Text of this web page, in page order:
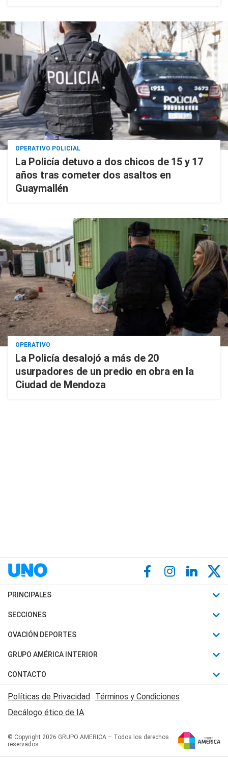
OPERATIVO POLICIAL
La Policía detuvo a dos chicos de 15 y 17
años tras cometer dos asaltos en
Guaymallén
OPERATIVO
La Policía desalojó a más de 20
usurpadores de un predio en obra en la
Ciudad de Mendoza
PRINCIPALES
Últimas Noticias
Política
Judiciales
Economia
SECCIONES
Horóscopo
Motores
Trucos caseros
Series y Películas
Edictos y Solicitadas
OVACIÓN DEPORTES
Fútbol
Mundial
Automovilismo
Rugby
Básquet
GRUPO AMÉRICA INTERIOR
Canal 7 en Vivo
San Juan 8
CONTACTO
Acerca de Nosotros
Contactanos
Políticas de Privacidad Términos y Condiciones
Decálogo ético de IA
© Copyright 2026 GRUPO AMERICA – Todos los derechos
reservados